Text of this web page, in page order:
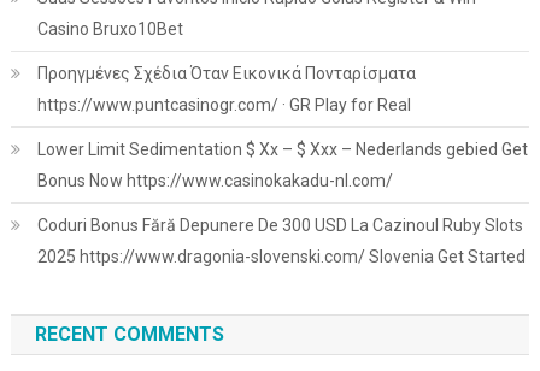
Casino Bruxo10Bet
Προηγμένες Σχέδια Όταν Εικονικά Πονταρίσματα
https://www.puntcasinogr.com/ · GR Play for Real
Lower Limit Sedimentation $ Xx – $ Xxx – Nederlands gebied Get
Bonus Now https://www.casinokakadu-nl.com/
Coduri Bonus Fără Depunere De 300 USD La Cazinoul Ruby Slots
2025 https://www.dragonia-slovenski.com/ Slovenia Get Started
RECENT COMMENTS